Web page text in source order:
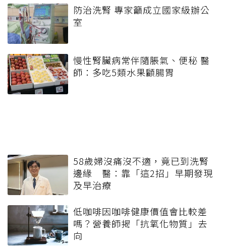
防治洗腎 專家籲成立國家級辦公
室
慢性腎臟病常伴隨脹氣、便秘 醫
師：多吃5類水果顧腸胃
58歲婦沒痛沒不適，竟已到洗腎
邊緣 醫：靠「這2招」早期發現
及早治療
低咖啡因咖啡健康價值會比較差
嗎？營養師揭「抗氧化物質」去
向